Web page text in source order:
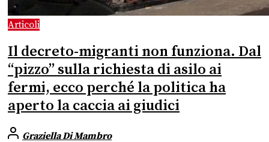
Articoli
Il decreto-migranti non funziona. Dal
“pizzo” sulla richiesta di asilo ai
fermi, ecco perché la politica ha
aperto la caccia ai giudici
Graziella Di Mambro